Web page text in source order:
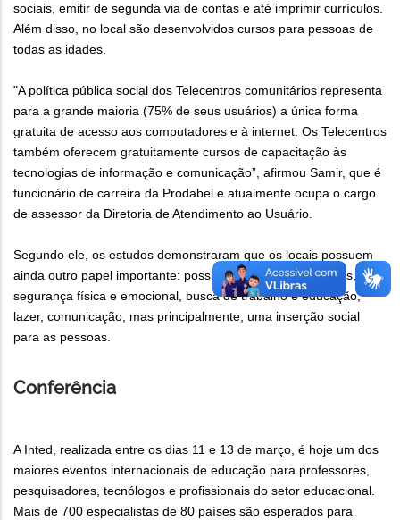
sociais, emitir de segunda via de contas e até imprimir currículos.
Além disso, no local são desenvolvidos cursos para pessoas de
todas as idades.
"A política pública social dos Telecentros comunitários representa
para a grande maioria (75% de seus usuários) a única forma
gratuita de acesso aos computadores e à internet. Os Telecentros
também oferecem gratuitamente cursos de capacitação às
tecnologias de informação e comunicação”, afirmou Samir, que é
funcionário de carreira da Prodabel e atualmente ocupa o cargo
de assessor da Diretoria de Atendimento ao Usuário.
Segundo ele, os estudos demonstraram que os locais possuem
ainda outro papel importante: possibilitam, em muitos casos,
segurança física e emocional, busca de trabalho e educação,
lazer, comunicação, mas principalmente, uma inserção social
para as pessoas.
Conferência
A Inted, realizada entre os dias 11 e 13 de março, é hoje um dos
maiores eventos internacionais de educação para professores,
pesquisadores, tecnólogos e profissionais do setor educacional.
Mais de 700 especialistas de 80 países são esperados para